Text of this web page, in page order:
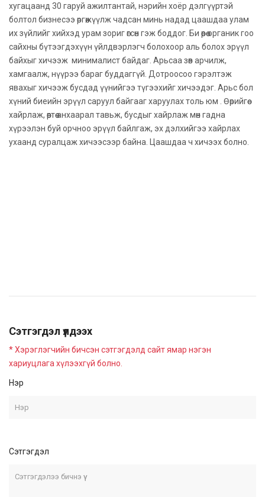
хугацаанд 30 гаруй ажилтантай, нэрийн хоёр дэлгүүртэй
болтол бизнесээ өргөжүүлж чадсан минь надад цаашдаа улам
их зүйлийг хийхэд урам зориг өгсөн гэж боддог. Би өөрөө органик гоо
сайхны бүтээгдэхүүн үйлдвэрлэгч болохоор аль болох эрүүл
байхыг хичээж минималист байдаг. Арьсаа зөв арчилж,
хамгаалж, нүүрээ бараг буддаггүй. Дотроосоо гэрэлтэж
явахыг хичээж бусдад үүнийгээ түгээхийг хичээдэг. Арьс бол
хүний биеийн эрүүл саруул байгааг харуулах толь юм . Өөрийгөө
хайрлаж, өөртөө анхаарал тавьж, бусдыг хайрлаж мөн гадна
хүрээлэн буй орчноо эрүүл байлгаж, эх дэлхийгээ хайрлах
ухаанд суралцаж хичээсээр байна. Цаашдаа ч хичээх болно.
Сэтгэгдэл үлдээх
* Хэрэглэгчийн бичсэн сэтгэгдэлд сайт ямар нэгэн
хариуцлага хүлээхгүй болно.
Нэр
Сэтгэгдэл